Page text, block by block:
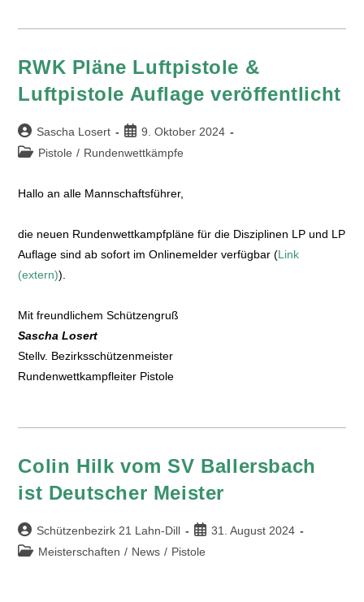
RWK Pläne Luftpistole &
Luftpistole Auflage veröffentlicht
Sascha Losert
9. Oktober 2024
Pistole / Rundenwettkämpfe
Hallo an alle Mannschaftsführer,
die neuen Rundenwettkampfpläne für die Disziplinen LP und LP
Auflage sind ab sofort im Onlinemelder verfügbar (Link
(extern)).
Mit freundlichem Schützengruß
Sascha Losert
Stellv. Bezirksschützenmeister
Rundenwettkampfleiter Pistole
Colin Hilk vom SV Ballersbach
ist Deutscher Meister
Schützenbezirk 21 Lahn-Dill
31. August 2024
Meisterschaften / News / Pistole